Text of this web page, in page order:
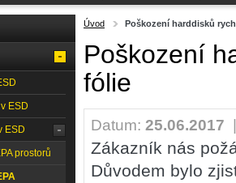
Úvod Poškození harddisků
Poškození
fólie
Datum: 25.06.2017
Zákazník nás
Důvodem bylo
ESD
ESD
prostorů